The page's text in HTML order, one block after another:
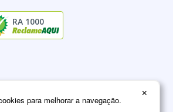
RA 1000
×
para melhorar a navegação.